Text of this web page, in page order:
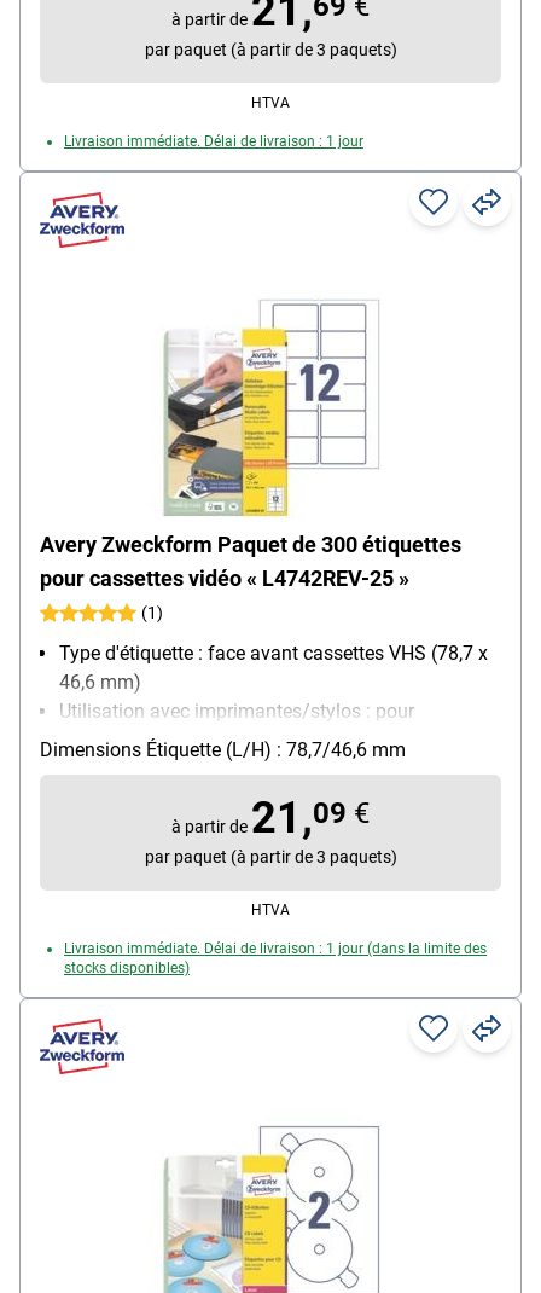
et photocopieuses (N/B)
Particularités : avec aide centrage, opaque, pour
recouvrir les inscriptions déjà existantes
à partir de 21,
par paquet (à partir de 3 paquets)
HTVA
Livraison immédiate. Délai de livraison : 1 jour
Avery Zweckform Paquet de 300 étiquettes
pour cassettes vidéo « L4742REV-25 »
(1)
Type d'étiquette : face avant cassettes VHS (78,7 x
46,6 mm)
Utilisation avec imprimantes/stylos : pour
imprimantes jet d'encre (N/B), laser (N/B et couleur)
et photocopieuses (N/B)
Particularités : décollable sans laisser de traces
Type d'adhérence : adhésif et redécollable
Avec aide de séparation : Non
Dimensions Étiquette (L/H) : 78,7/46,6 mm
à partir de 21,09 €
par paquet (à partir de 3 paquets)
HTVA
Livraison immédiate. Délai de livraison : 1 jour (dans la limite des
stocks disponibles)